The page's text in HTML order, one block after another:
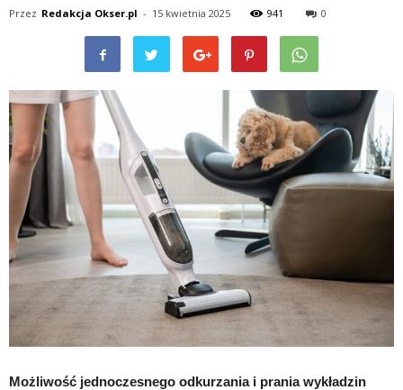
Przez Redakcja Okser.pl - 15 kwietnia 2025 941 0
Możliwość jednoczesnego odkurzania i prania wykładzin